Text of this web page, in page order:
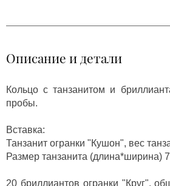
Описание и детали
Кольцо с танзанитом и
пробы.
Вставка:
Танзанит огранки "Кушон", вес
Размер танзанита (длина*ширина)
20 бриллиантов огранки "Круг",